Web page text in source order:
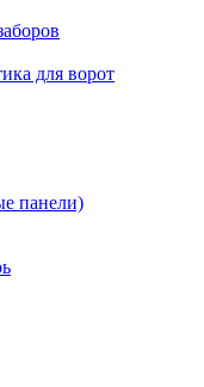
для ворот
панели)